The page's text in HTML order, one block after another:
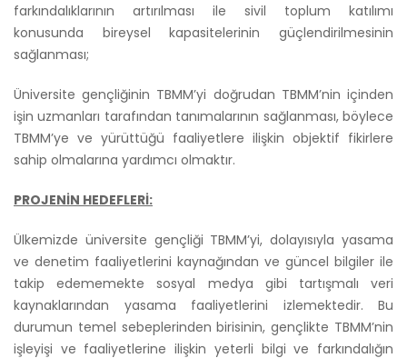
farkındalıklarının artırılması ile sivil toplum katılımı
konusunda bireysel kapasitelerinin güçlendirilmesinin
sağlanması;
Üniversite gençliğinin TBMM’yi doğrudan TBMM’nin içinden
işin uzmanları tarafından tanımalarının sağlanması, böylece
TBMM’ye ve yürüttüğü faaliyetlere ilişkin objektif fikirlere
sahip olmalarına yardımcı olmaktır.
PROJENİN HEDEFLERİ:
Ülkemizde üniversite gençliği TBMM’yi, dolayısıyla yasama
ve denetim faaliyetlerini kaynağından ve güncel bilgiler ile
takip edememekte sosyal medya gibi tartışmalı veri
kaynaklarından yasama faaliyetlerini izlemektedir. Bu
durumun temel sebeplerinden birisinin, gençlikte TBMM’nin
işleyişi ve faaliyetlerine ilişkin yeterli bilgi ve farkındalığın